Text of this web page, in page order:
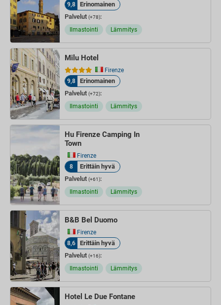
9,8
Erinomainen
Palvelut (+78):
Ilmastointi Lämmitys
Milu Hotel
Firenze
9,8
Erinomainen
Palvelut (+72):
Ilmastointi Lämmitys
Hu Firenze Camping In
Town
Firenze
8
Erittäin hyvä
Palvelut (+61):
Ilmastointi Lämmitys
B&B Bel Duomo
Firenze
8,6
Erittäin hyvä
Palvelut (+16):
Ilmastointi Lämmitys
Hotel Le Due Fontane